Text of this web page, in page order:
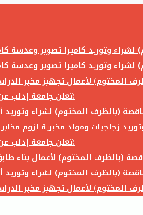
تعلن جامعة إدلب عن إجراء مناقصة (بالظرف المختوم) لشراء وتوريد ما يلي:
تعلن جامعة إدلب عن إجراء مناقصة (بالظرف المختوم) لشراء وتوريد ما يلي: